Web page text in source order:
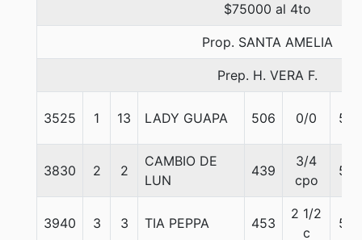
$75000 al 4to
Prop. SANTA AMELIA
Prep. H. VERA F.
3525 1 13 LADY GUAPA 506 0/0 55
3830 2 2
CAMBIO DE
LUN
439
3/4
cpo
55
3940 3 3 TIA PEPPA 453
2 1/2
c
55